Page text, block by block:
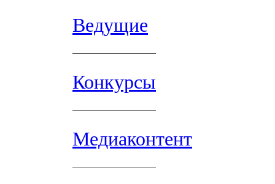
Ведущие
Конкурсы
Медиаконтент